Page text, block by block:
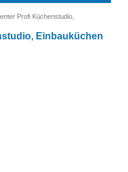
Profi Küchenstudio,
Einbauküchen